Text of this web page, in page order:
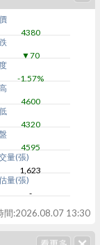
4380
▼70
-1.57%
4600
4320
4595
量(張)
1,623
量(張)
-
間:2026.08.07 13:30